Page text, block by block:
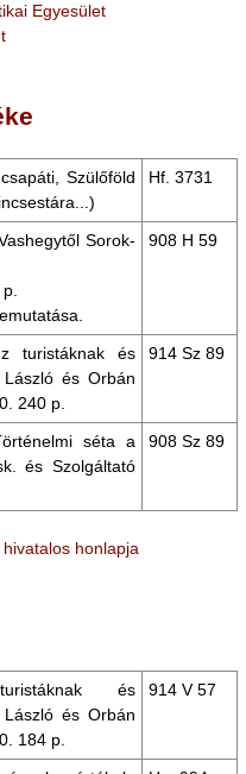
Egyesület
Szülőföld
Hf. 3731
Sorok-
908 H 59
turistáknak és
és Orbán
240 p.
914 Sz 89
séta a
és Szolgáltató
908 Sz 89
honlapja
és
és Orbán
184 p.
914 V 57